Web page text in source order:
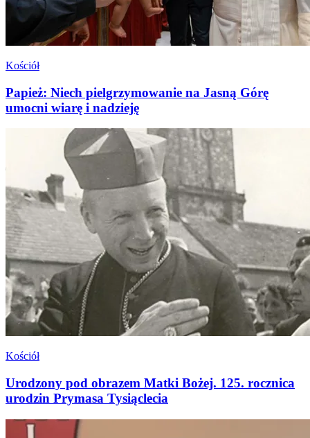
Kościół
Papież: Niech pielgrzymowanie na Jasną Górę
umocni wiarę i nadzieję
Kościół
Urodzony pod obrazem Matki Bożej. 125. rocznica
urodzin Prymasa Tysiąclecia